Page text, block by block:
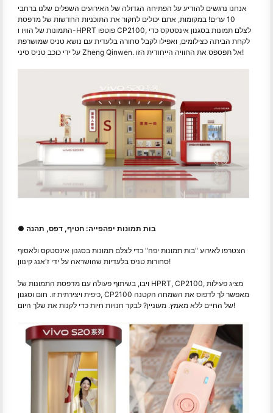
אנחנו נרגשים להודיע על הפתיחה הגדולה של האירועים השפלים שלנו ברחבי
10 ערים! במקומות, אתם יכולים לחקור את התוכניות החדשות של מדפסת
התמונות של הוויו ו-HPRT פוטפו CP2100, לצלם תמונות בסגנון אינסטקס כדי
לקחת הביתה כצילומים, ואפילו לקבל סחורה בלעדית עם נושא טניס שמושרפת
על ידי כוכב טניס סיני Zheng Qinwen. אל תפספס את החוויה הייחודית הזו!
● בות תמונות יפהפייה: חטיף, דפס, תהנה
הצטרפו לאירוע "בות תמונות יפה" כדי לצלם תמונות בסגנון אינסטקס ולאסוף
סחורות טניס בלעדיות שהושראה על ידי ז'אנג קינוון!
ויבו, בשיתוף פעולה עם מדפסת התמונות של HPRT, CP2100, מציג פעילות
כיפית ויצירתית זו. חום וסגנון, CP2100 מאפשר לך לדפוס את השמחה הקטנה
של החיים ללא מאמץ. מעוניין? לבקר חנויות חיות כדי לקנות את שלך היום!